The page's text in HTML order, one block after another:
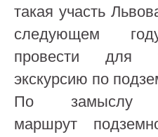
такая участь
следующем
провести для
экскурсию по
По замыслу
маршрут